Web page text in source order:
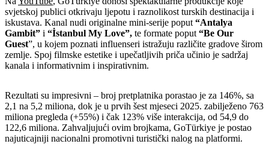
svjetskoj publici otkrivaju ljepotu i raznolikost turskih destinacija i
iskustava. Kanal nudi originalne mini-serije poput “Antalya
Gambit” i “İstanbul My Love”, te formate poput “Be Our
Guest”, u kojem poznati influenseri istražuju različite gradove širom
zemlje. Spoj filmske estetike i upečatljivih priča učinio je sadržaj
kanala i informativnim i inspirativnim.
Rezultati su impresivni – broj pretplatnika porastao je za 146%, sa
2,1 na 5,2 miliona, dok je u prvih šest mjeseci 2025. zabilježeno 763
miliona pregleda (+55%) i čak 123% više interakcija, od 54,9 do
122,6 miliona. Zahvaljujući ovim brojkama, GoTürkiye je postao
najuticajniji nacionalni promotivni turistički nalog na platformi.